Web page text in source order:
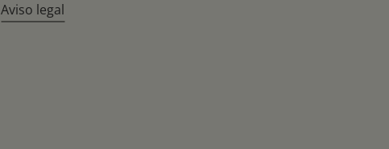
Aviso legal